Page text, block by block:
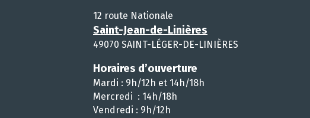
12 route Nationale
Saint-Jean-de-Linières
49070 SAINT-LÉGER-DE-LINIÈRES
Horaires d’ouverture
Mardi : 9h/12h et 14h/18h
Mercredi : 14h/18h
Vendredi : 9h/12h